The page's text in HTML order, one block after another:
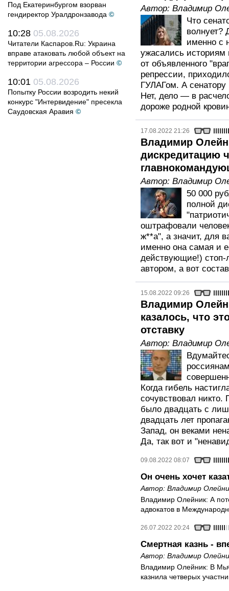
Под Екатеринбургом взорван
гендиректор Уралдронзавода ©
10:28 05.08.2026
Читатели Каспаров.Ru: Украина
вправе атаковать любой объект на
территории агрессора – России ©
10:01 05.08.2026
Попытку России возродить некий
конкурс "Интервидение" пресекла
Саудовская Аравия ©
Автор: Владимир
Что
волнует?
именно с
ужасались историям
от объявленного
репрессии,
ГУЛАГом. А сенатору
Нет, дело — в
дороже родной
17.08.2022 21:26
Владимир
дискредитацию
Автор: Владимир
50 000
полной
оштрафовали
ж**а", а значит, для
именно она самая и
действующие!)
автором, а вот
15.08.2022 09:26
Владимир
казалось, что
отставку
Автор: Владимир
Когда гибель
сочувствовал
было двадцать с
двадцать лет
Запад, он веками
Да, так вот и
09.08.2022 08:07
Он очень хочет
Автор: Владимир
Владимир Олейник: А
адвокатов в
26.07.2022 20:24
Смертная казнь -
Автор: Владимир
Владимир Олейник: В
казнила четверых